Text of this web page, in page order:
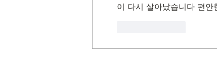
이 다시 살아났습니다 편